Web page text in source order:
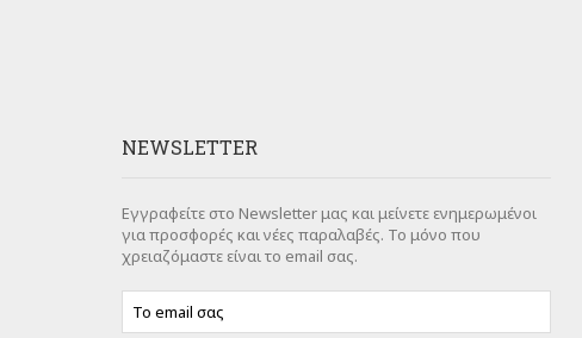
NEWSLETTER
Εγγραφείτε στο Newsletter μας και μείνετε ενημερωμένοι
για προσφορές και νέες παραλαβές. Το μόνο που
χρειαζόμαστε είναι το email σας.